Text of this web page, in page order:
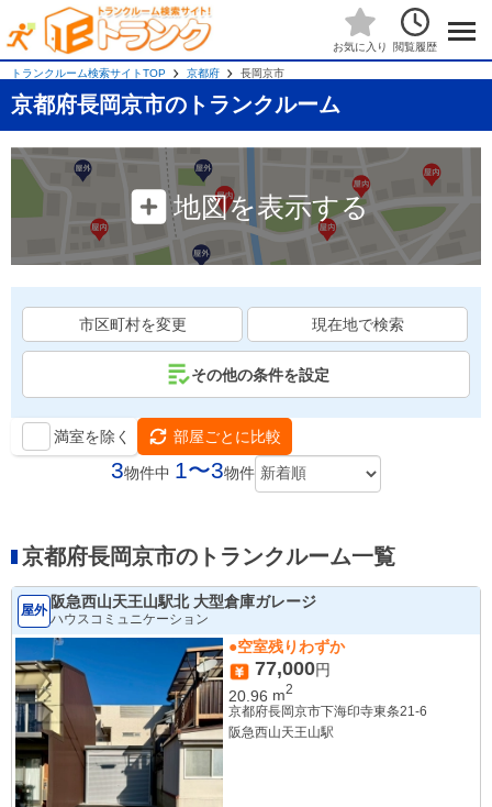
お気に入り 閲覧履歴
トランクルーム検索サイトTOP 京都府 長岡京市
京都府長岡京市のトランクルーム
地図を表示する
市区町村を変更 現在地で検索
その他の条件を設定
満室を除く 部屋ごとに比較
3物件中 1〜3物件
京都府長岡京市のトランクルーム一覧
屋外 阪急西山天王山駅北 大型倉庫ガレージ
ハウスコミュニケーション
●空室残りわずか
77,000円
20.96 m2
京都府長岡京市下海印寺東条21-6
阪急西山天王山駅